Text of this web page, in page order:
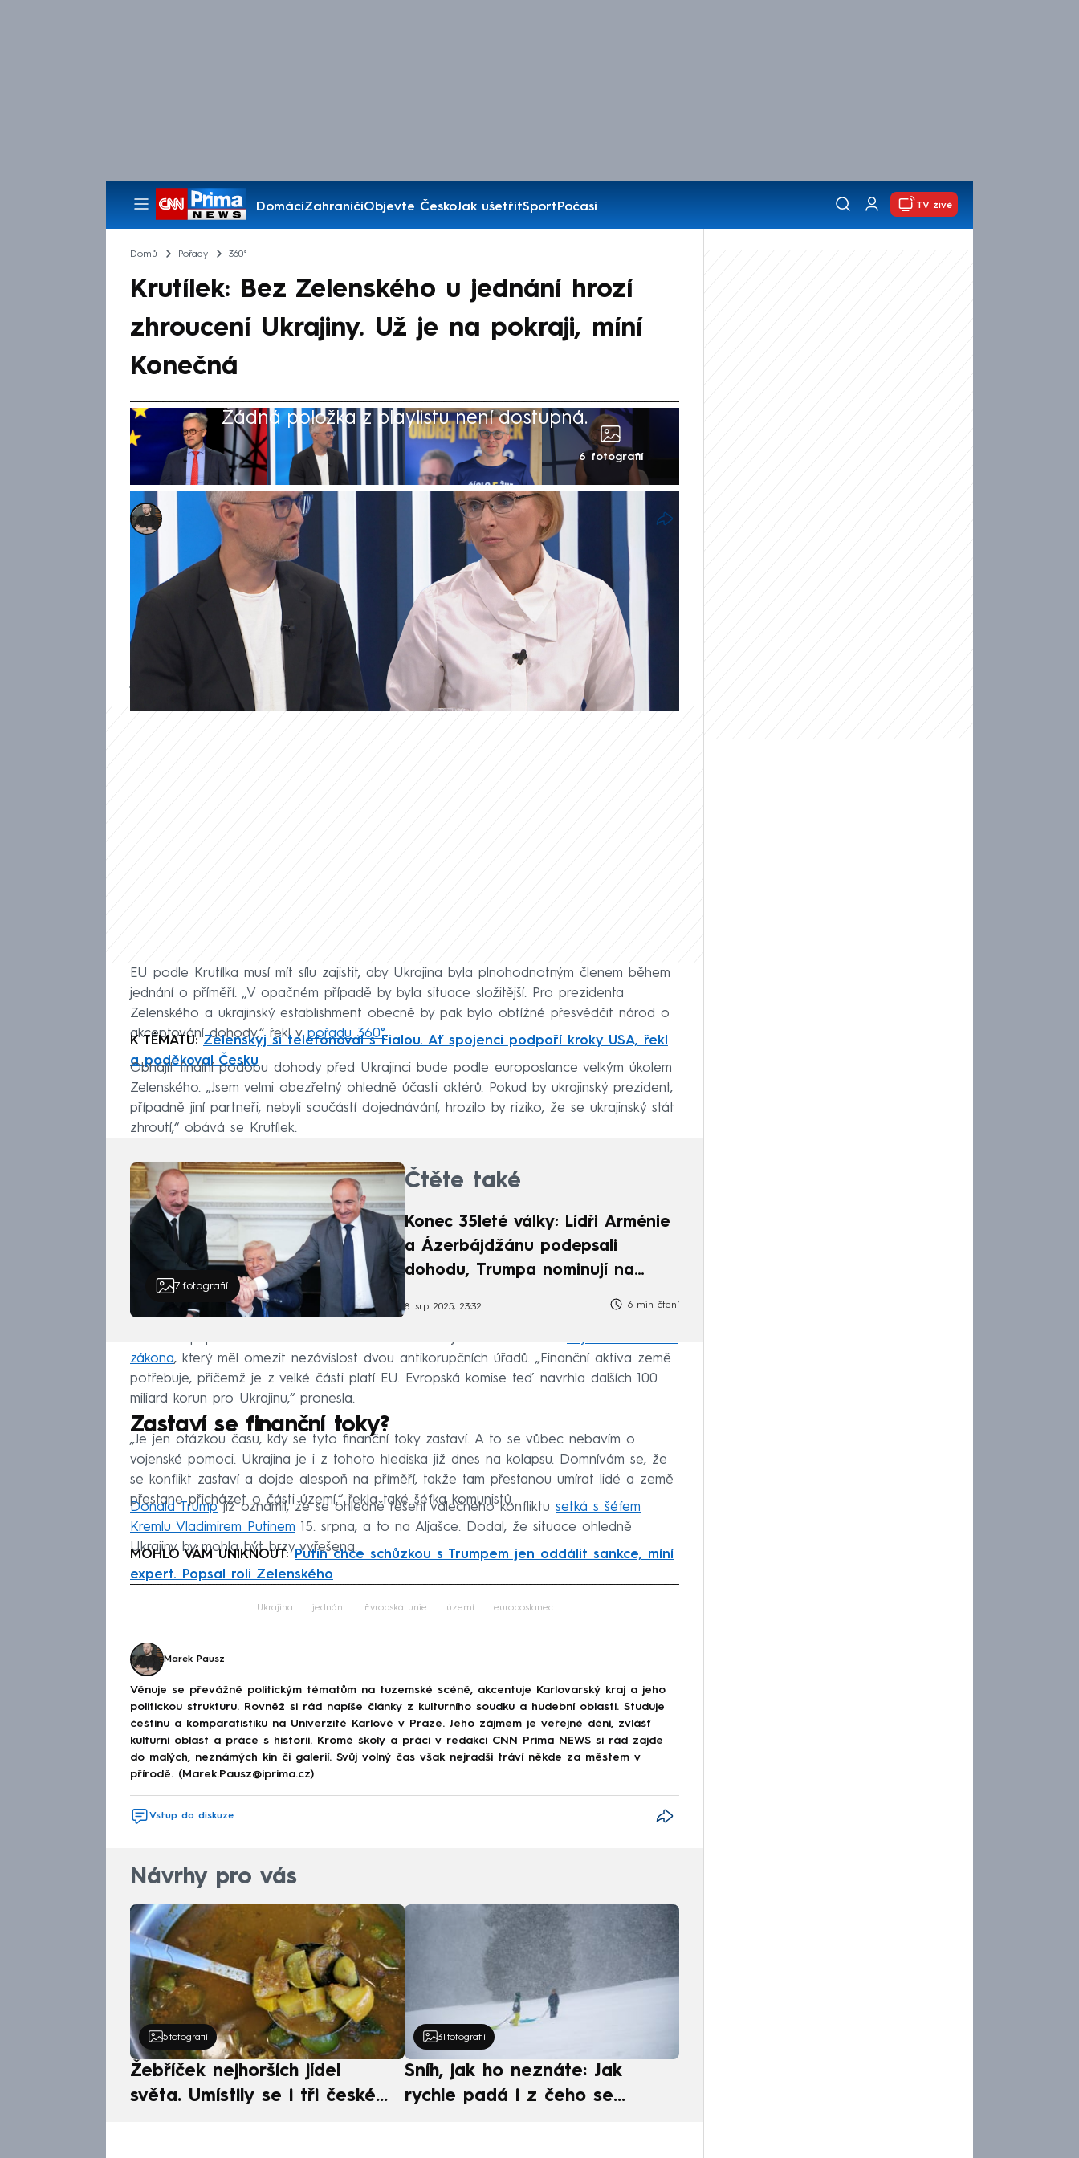
DomácíZahraničíObjevte ČeskoJak ušetřitSportPočasí
Pořady
TV živě
Domů Pořady 360°
Krutílek: Bez Zelenského u jednání hrozí
zhroucení Ukrajiny. Už je na pokraji, míní
Konečná
Žádná položka z playlistu není dostupná.
6 fotografií
Marek Pausz
9. srp 2025, 18:39
Evropa musí zajistit, aby Ukrajina byla přítomna jednání o příměří i
možném míru, uvedl v pořadu 360° na CNN Prima NEWS europoslanec
Ondřej Krutílek (ODS). Zdůraznil, že pokud by u klíčových rozhodnutí
chyběl prezident Volodymyr Zelenskyj, popřípadě jiní partneři, hrozilo
by zhroucení Ukrajiny. Podle europoslankyně Kateřiny Konečné (KSČM)
je země na pokraji kolapsu již dnes.
EU podle Krutílka musí mít sílu zajistit, aby Ukrajina byla plnohodnotným členem během
jednání o příměří. „V opačném případě by byla situace složitější. Pro prezidenta
Zelenského a ukrajinský establishment obecně by pak bylo obtížné přesvědčit národ o
akceptování dohody,“ řekl v pořadu 360°.
K TÉMATU:Zelenskyj si telefonoval s Fialou. Ať spojenci podpoří kroky USA, řekl
a poděkoval Česku
Obhájit finální podobu dohody před Ukrajinci bude podle europoslance velkým úkolem
Zelenského. „Jsem velmi obezřetný ohledně účasti aktérů. Pokud by ukrajinský prezident,
případně jiní partneři, nebyli součástí dojednávání, hrozilo by riziko, že se ukrajinský stát
zhroutí,“ obává se Krutílek.
7 fotografií
Čtěte také
Konec 35leté války: Lídři Arménie
a Ázerbájdžánu podepsali
dohodu, Trumpa nominují na
8. srp 2025, 23:32 6 min čtení
Konečná připomněla masové demonstrace na Ukrajině v souvislosti s nejasnostmi okolo
zákona, který měl omezit nezávislost dvou antikorupčních úřadů. „Finanční aktiva země
potřebuje, přičemž je z velké části platí EU. Evropská komise teď navrhla dalších 100
miliard korun pro Ukrajinu,“ pronesla.
Zastaví se finanční toky?
„Je jen otázkou času, kdy se tyto finanční toky zastaví. A to se vůbec nebavím o
vojenské pomoci. Ukrajina je i z tohoto hlediska již dnes na kolapsu. Domnívám se, že
se konflikt zastaví a dojde alespoň na příměří, takže tam přestanou umírat lidé a země
přestane přicházet o části území,“ řekla také šéfka komunistů.
Donald Trumpjiž oznámil, že se ohledně řešení válečného konfliktu setká s šéfem
Kremlu Vladimirem Putinem 15. srpna, a to na Aljašce. Dodal, že situace ohledně
Ukrajiny by mohla být brzy vyřešena.
MOHLO VÁM UNIKNOUT: Putin chce schůzkou s Trumpem jen oddálit sankce, míní
expert. Popsal roli Zelenského
Failed to fetch
Ukrajina jednání Evropská unie území europoslanec
Marek Pausz
Věnuje se převážně politickým tématům na tuzemské scéně, akcentuje Karlovarský kraj a jeho
politickou strukturu. Rovněž si rád napíše články z kulturního soudku a hudební oblasti. Studuje
češtinu a komparatistiku na Univerzitě Karlově v Praze. Jeho zájmem je veřejné dění, zvlášť
kulturní oblast a práce s historií. Kromě školy a práci v redakci CNN Prima NEWS si rád zajde
do malých, neznámých kin či galerií. Svůj volný čas však nejradši tráví někde za městem v
přírodě. (Marek.Pausz@iprima.cz)
Vstup do diskuze
Návrhy pro vás
5 fotografií
Žebříček nejhorších jídel
světa. Umístily se i tři české
31 fotografií
Sníh, jak ho neznáte: Jak
rychle padá i z čeho se